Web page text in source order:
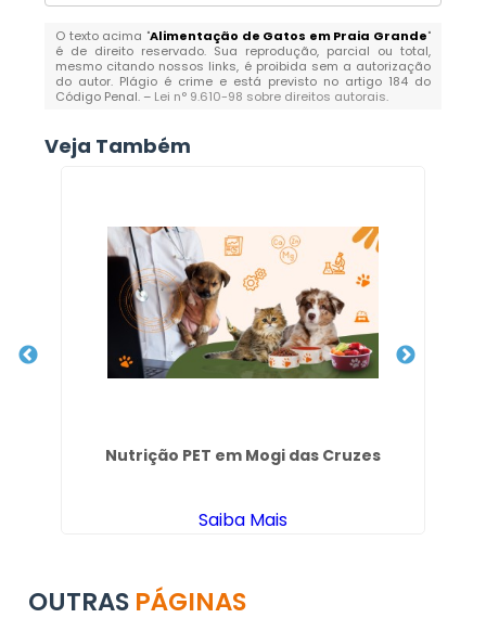
O texto acima "Alimentação de Gatos em Praia Grande"
é de direito reservado. Sua reprodução, parcial ou total,
mesmo citando nossos links, é proibida sem a autorização
do autor. Plágio é crime e está previsto no artigo 184 do
Código Penal. – Lei n° 9.610-98 sobre direitos autorais.
Veja Também
Nutrição PET em Mogi das Cruzes
Saiba Mais
OUTRAS PÁGINAS